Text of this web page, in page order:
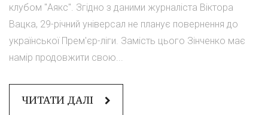
клубом "Аякс". Згідно з даними журналіста Віктора
Вацка, 29-річний універсал не планує повернення до
української Прем'єр-ліги. Замість цього Зінченко має
намір продовжити свою...
ЧИТАТИ ДАЛІ